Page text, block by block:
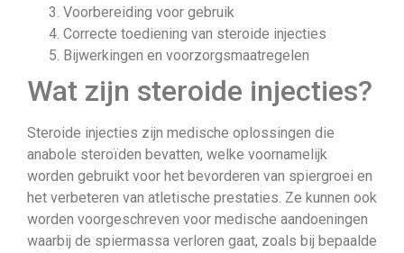
Voorbereiding voor gebruik
Correcte toediening van steroide injecties
Bijwerkingen en voorzorgsmaatregelen
Wat zijn steroide injecties?
Steroide injecties zijn medische oplossingen die
anabole steroïden bevatten, welke voornamelijk
worden gebruikt voor het bevorderen van spiergroei en
het verbeteren van atletische prestaties. Ze kunnen ook
worden voorgeschreven voor medische aandoeningen
waarbij de spiermassa verloren gaat, zoals bij bepaalde